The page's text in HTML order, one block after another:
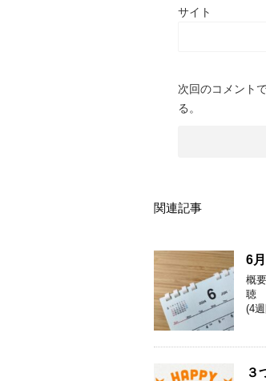
サイト
次回のコメント
る。
関連記事
6
概
聴
(4
３